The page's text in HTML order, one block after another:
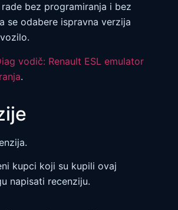
bez programiranja i bez
se odabere ispravna verzija
vodič: Renault ESL emulator
.
kupci koji su kupili ovaj
napisati recenziju.